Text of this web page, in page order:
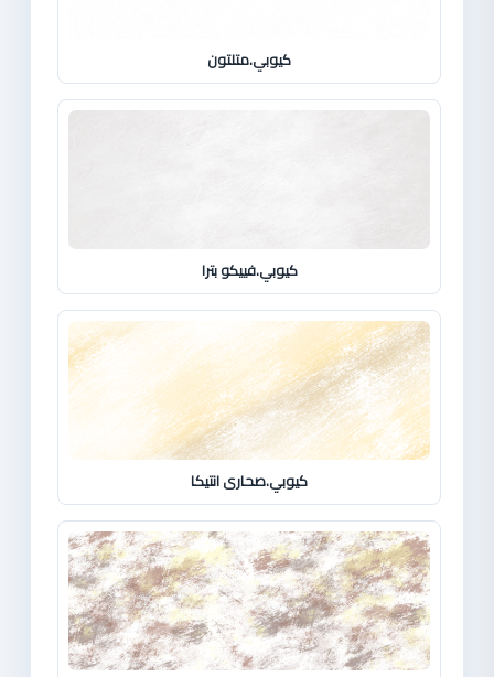
كيوبي.متلتون
كيوبي.فييكو بترا
كيوبي.صحارى انتيكا